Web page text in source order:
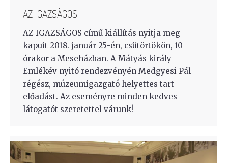
AZ IGAZSÁGOS
AZ IGAZSÁGOS című kiállítás nyitja meg
kapuit 2018. január 25-én, csütörtökön, 10
órakor a Meseházban. A Mátyás király
Emlékév nyitó rendezvényén Medgyesi Pál
régész, múzeumigazgató helyettes tart
előadást. Az eseményre minden kedves
látogatót szeretettel várunk!